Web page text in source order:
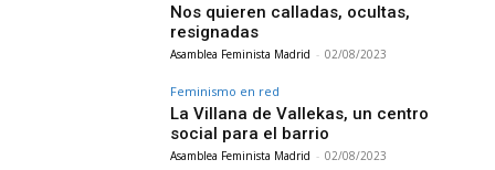
Nos quieren calladas, ocultas,
resignadas
Asamblea Feminista Madrid - 02/08/2023
Feminismo en red
La Villana de Vallekas, un centro
social para el barrio
Asamblea Feminista Madrid - 02/08/2023